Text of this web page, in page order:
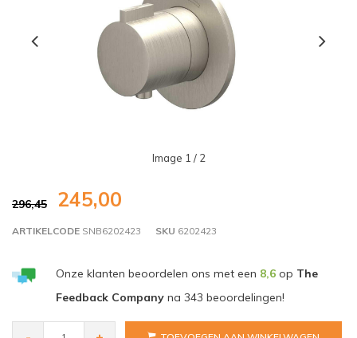
Image 1 / 2
296,45 245,00
ARTIKELCODE SNB6202423 SKU 6202423
Onze klanten beoordelen ons met een 8,6op The
Feedback Companyna 343 beoordelingen!